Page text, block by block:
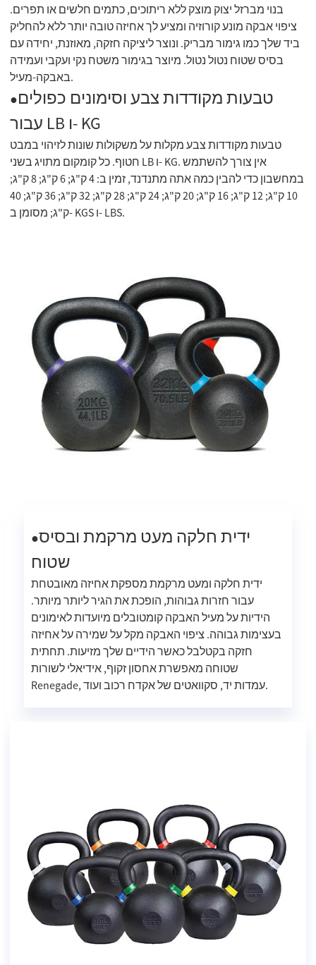
בנוי מברזל יצוק מוצק ללא ריתוכים, כתמים חלשים או תפרים.
ציפוי אבקה מונע קורוזיה ומציע לך אחיזה טובה יותר ללא להחליק
ביד שלך כמו גימור מבריק. ונוצר ליציקה חזקה, מאוזנת, יחידה עם
בסיס שטוח נטול נטול. מיוצר בגימור משטח נקי ועקבי ועמידה
באבקה-מעיל.
●טבעות מקודדות צבע וסימונים כפולים
עבור LB ו- KG
טבעות מקודדות צבע מקלות על משקולות שונות לזיהוי במבט
חטוף. כל קומקום מתויג בשני LB ו- KG. אין צורך להשתמש
במחשבון כדי להבין כמה אתה מתנדנד, זמין ב: 4 ק"ג; 6 ק"ג; 8 ק"ג;
10 ק"ג; 12 ק"ג; 16 ק"ג; 20 ק"ג; 24 ק"ג; 28 ק"ג; 32 ק"ג; 36 ק"ג; 40
ק"ג; מסומן ב- KGS ו- LBS.
●ידית חלקה מעט מרקמת ובסיס
שטוח
ידית חלקה ומעט מרקמת מספקת אחיזה מאובטחת
עבור חזרות גבוהות, הופכת את הגיר ליותר מיותר.
הידיות על מעיל האבקה קומטובלים מיועדות לאימונים
בעצימות גבוהה. ציפוי האבקה מקל על שמירה על אחיזה
חזקה בקטלבל כאשר הידיים שלך מזיעות. תחתית
שטוחה מאפשרת אחסון זקוף, אידיאלי לשורות
Renegade, עמדות יד, סקוואטים של אקדח רכוב ועוד.